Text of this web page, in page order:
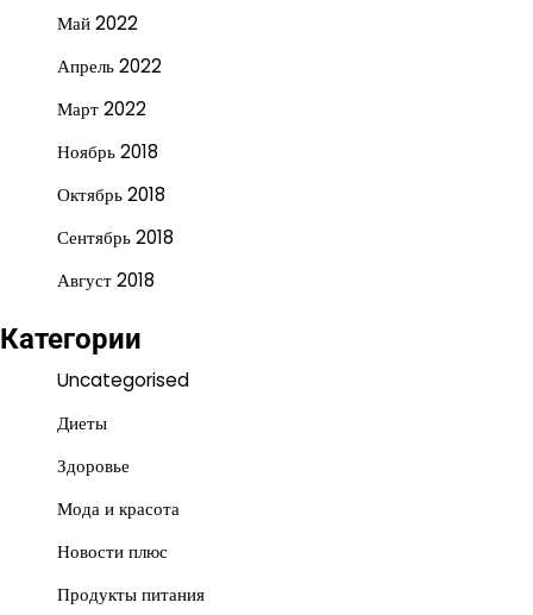
Май 2022
Апрель 2022
Март 2022
Ноябрь 2018
Октябрь 2018
Сентябрь 2018
Август 2018
Категории
Uncategorised
Диеты
Здоровье
Мода и красота
Новости плюс
Продукты питания